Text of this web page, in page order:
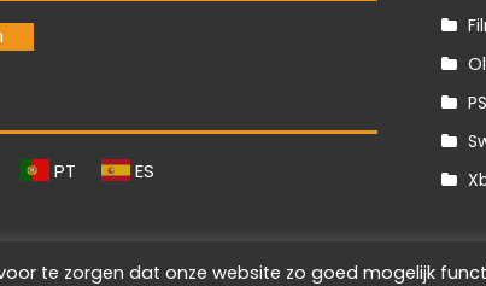
PT ES
te zorgen dat onze website zo goed mogelijk